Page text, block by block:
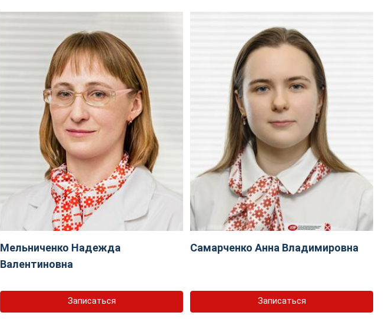
Мельниченко Надежда
Валентиновна
Записаться
Самарченко Анна Владимировна
Записаться